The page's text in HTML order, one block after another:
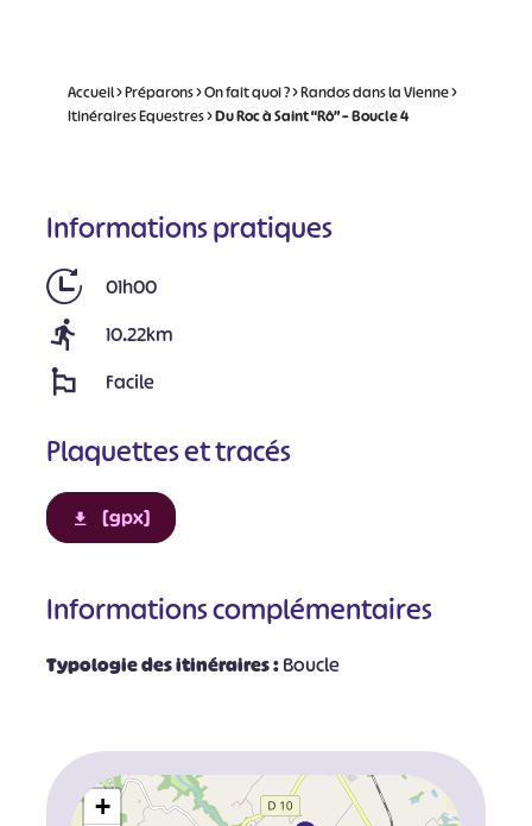
Accueil>Préparons>On fait quoi ?>Randos dans la Vienne>
Itinéraires Equestres>Du Roc à Saint “Rô” – Boucle 4
Informations pratiques
01h00
10.22km
Facile
Plaquettes et tracés
[gpx]
Informations complémentaires
Typologie des itinéraires :Boucle
+